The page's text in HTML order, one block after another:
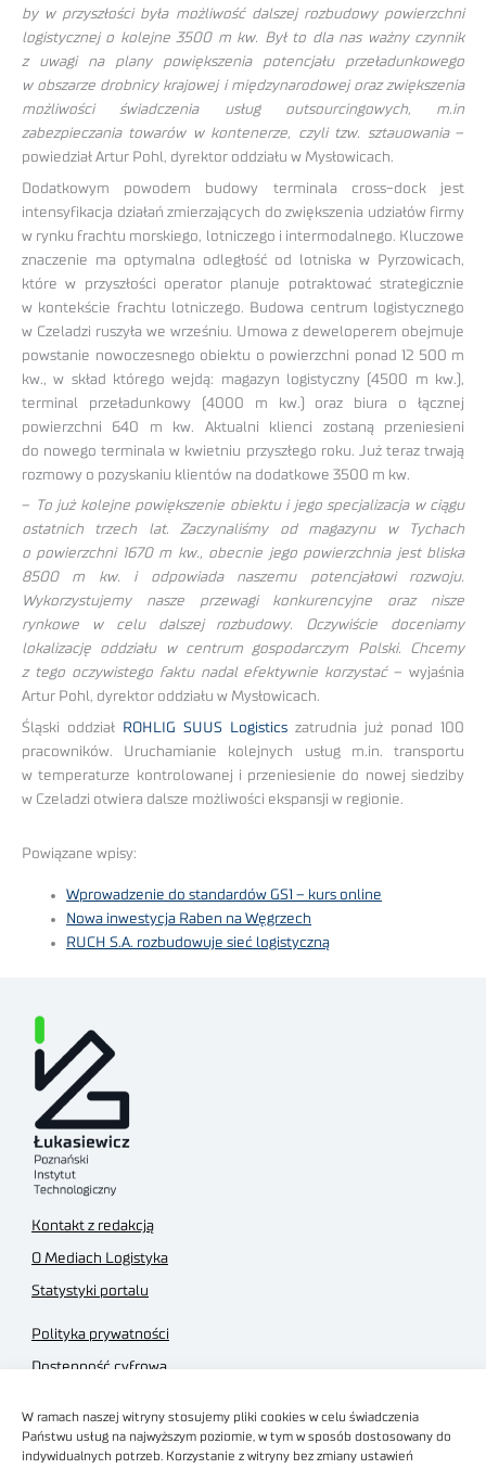
W ramach naszej witryny stosujemy pliki cookies w celu świadczenia
Państwu usług na najwyższym poziomie, w tym w sposób dostosowany do
indywidualnych potrzeb. Korzystanie z witryny bez zmiany ustawień
by w przyszłości była możliwość dalszej rozbudowy powierzchni
logistycznej o kolejne 3500 m kw. Był to dla nas ważny czynnik
z uwagi na plany powiększenia potencjału przeładunkowego
w obszarze drobnicy krajowej i międzynarodowej oraz zwiększenia
możliwości świadczenia usług outsourcingowych, m.in
zabezpieczania towarów w kontenerze, czyli tzw. sztauowania–
powiedział Artur Pohl, dyrektor oddziału w Mysłowicach.
Dodatkowym powodem budowy terminala cross-dock jest
intensyfikacja działań zmierzających do zwiększenia udziałów firmy
w rynku frachtu morskiego, lotniczego i intermodalnego. Kluczowe
znaczenie ma optymalna odległość od lotniska w Pyrzowicach,
które w przyszłości operator planuje potraktować strategicznie
w kontekście frachtu lotniczego. Budowa centrum logistycznego
w Czeladzi ruszyła we wrześniu. Umowa z deweloperem obejmuje
powstanie nowoczesnego obiektu o powierzchni ponad 12 500 m
kw., w skład którego wejdą: magazyn logistyczny (4500 m kw.),
terminal przeładunkowy (4000 m kw.) oraz biura o łącznej
powierzchni 640 m kw. Aktualni klienci zostaną przeniesieni
do nowego terminala w kwietniu przyszłego roku. Już teraz trwają
rozmowy o pozyskaniu klientów na dodatkowe 3500 m kw.
– To już kolejne powiększenie obiektu i jego specjalizacja w ciągu
ostatnich trzech lat. Zaczynaliśmy od magazynu w Tychach
o powierzchni 1670 m kw., obecnie jego powierzchnia jest bliska
8500 m kw. i odpowiada naszemu potencjałowi rozwoju.
Wykorzystujemy nasze przewagi konkurencyjne oraz nisze
rynkowe w celu dalszej rozbudowy. Oczywiście doceniamy
lokalizację oddziału w centrum gospodarczym Polski. Chcemy
z tego oczywistego faktu nadal efektywnie korzystać– wyjaśnia
Artur Pohl, dyrektor oddziału w Mysłowicach.
Śląski oddział ROHLIG SUUS Logistics zatrudnia już ponad 100
pracowników. Uruchamianie kolejnych usług m.in. transportu
w temperaturze kontrolowanej i przeniesienie do nowej siedziby
w Czeladzi otwiera dalsze możliwości ekspansji w regionie.
Powiązane wpisy:
Wprowadzenie do standardów GS1 – kurs online
Nowa inwestycja Raben na Węgrzech
RUCH S.A. rozbudowuje sieć logistyczną
Kontakt z redakcją
O Mediach Logistyka
Statystyki portalu
Polityka prywatności
Dostępność cyfrowa
Regulamin sklepu